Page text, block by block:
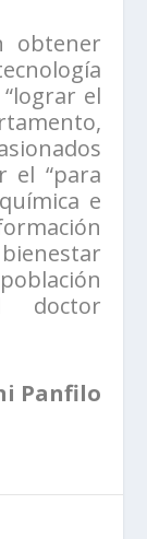
obtener
el
el “para
e
doctor
Panfilo